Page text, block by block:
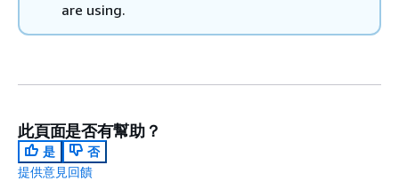
are using.
此頁面是否有幫助？
是
否
提供意見回饋